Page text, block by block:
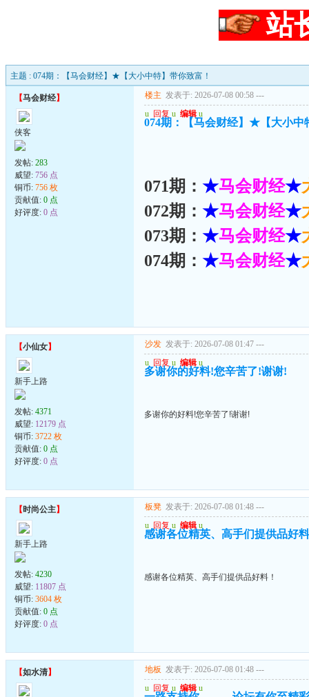
站
主题 : 074期：【马会财经】★【大小中特】带你致富！
【马会财经】
侠客
发帖: 283
威望: 756 点
铜币: 756 枚
贡献值: 0 点
好评度: 0 点
楼主 发表于: 2026-07-08 00:58 ---
u 回复 u 编辑 u
074期：【马会财经】★【大小中
071期： ★马会财经★
072期： ★马会财经★
073期： ★马会财经★
074期： ★马会财经★
【小仙女】
新手上路
发帖: 4371
威望: 12179 点
铜币: 3722 枚
贡献值: 0 点
好评度: 0 点
沙发 发表于: 2026-07-08 01:47 ---
u 回复 u 编辑 u
多谢你的好料!您辛苦了!谢谢!
多谢你的好料!您辛苦了!谢谢!
【时尚公主】
新手上路
发帖: 4230
威望: 11807 点
铜币: 3604 枚
贡献值: 0 点
好评度: 0 点
板凳 发表于: 2026-07-08 01:48 ---
u 回复 u 编辑 u
感谢各位精英、高手们提供品好
感谢各位精英、高手们提供品好料！
【如水清】 地板 发表于: 2026-07-08 01:48 ---
u 回复 u 编辑 u